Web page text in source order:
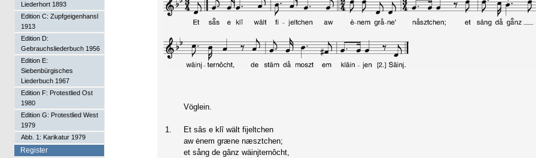
Vöglein.
1.
Et sâs e klî wält fijeltchen
aw ėnem græne næsztchen;
et sång de gânz wäinjternôcht,
Liederhort 1893
Edition C: Zupfgeigenhansl
1913
Edition D:
Gebrauchsliederbuch 1956
Edition E:
Siebenbürgisches
Liederbuch 1967
Edition F: Protestlied Ost
1980
Edition G: Protestlied West
1979
Abb. 1: Karikatur 1979
Register